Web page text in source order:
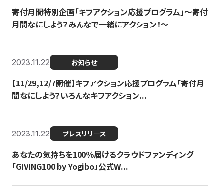
寄付月間特別企画「キフアクション応援プログラム」〜寄付
月間なにしよう？みんなで一緒にアクション！〜
2023.11.22 お知らせ
【11/29,12/7開催】キフアクション応援プログラム「寄付月
間なにしよう？いろんなキフアクション...
2023.11.22 プレスリリース
あなたの気持ちを100％届けるクラウドファンディング
「GIVING100 by Yogibo」公式W...